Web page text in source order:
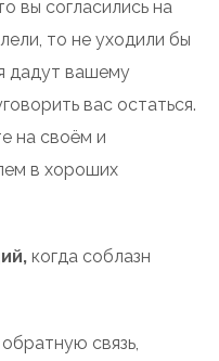
вы согласились на
то не уходили бы
дадут вашему
вас остаться.
на своём и
в хороших
когда соблазн
связь,